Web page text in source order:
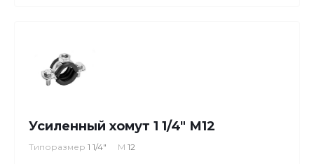
Усиленный хомут 1 1/4" М12
Типоразмер 1 1/4" М 12